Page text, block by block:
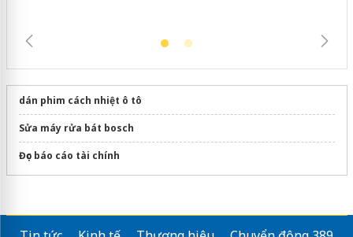
dán phim cách nhiệt ô tô
Sửa máy rửa bát bosch
Đọc báo cáo tài chính